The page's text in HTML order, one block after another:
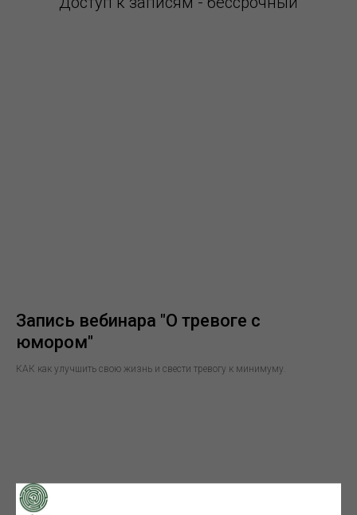
Запись вебинара "О тревоге с
юмором"
КАК как улучшить свою жизнь и свести тревогу к минимуму.